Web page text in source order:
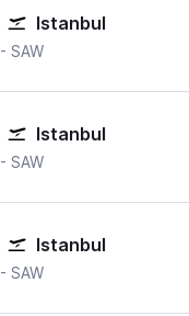
Istanbul
Köln Bonn
- SAW
Istanbul
Köln Bonn
- SAW
Istanbul
Köln Bonn
- SAW